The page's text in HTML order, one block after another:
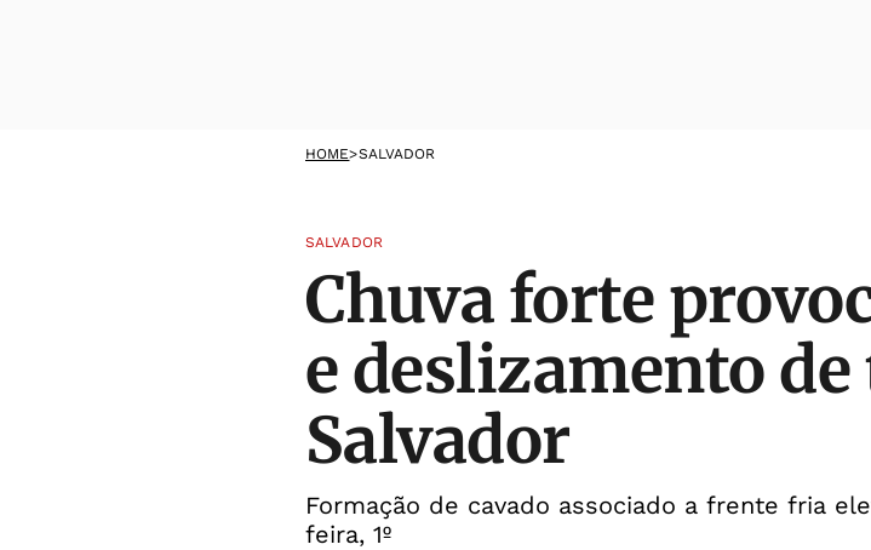
HOME>SALVADOR
SALVADOR
Chuva forte
e deslizamento
Salvador
Formação de cavado associado a frente fria
feira, 1º